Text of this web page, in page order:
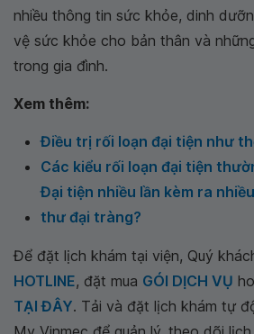
nhiều thông tin sức khỏe, dinh
vệ sức khỏe cho bản thân và
trong gia đình.
Xem thêm:
Điều trị rối loạn đại tiện như
Các kiểu rối loạn đại tiện
Đại tiện nhiều lần kèm ra
thư đại tràng?
Để đặt lịch khám tại viện, Quý
HOTLINE, đặt mua GÓI DỊCH VỤ
TẠI ĐÂY. Tải và đặt lịch khám tự